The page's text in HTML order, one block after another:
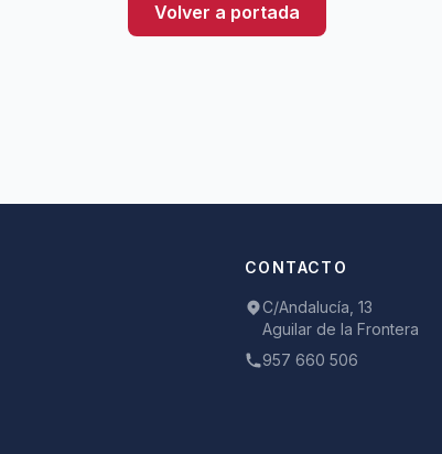
Volver a portada
CONTACTO
C/Andalucía, 13
Aguilar de la Frontera
957 660 506